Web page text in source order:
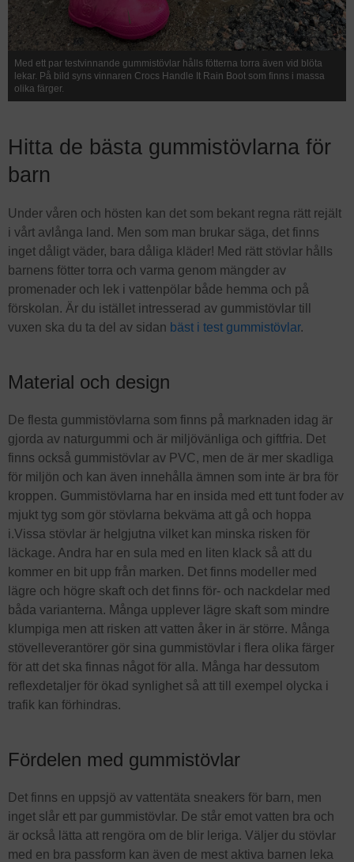
Med ett par testvinnande gummistövlar hålls fötterna torra även vid blöta
lekar. På bild syns vinnaren Crocs Handle It Rain Boot som finns i massa
olika färger.
Hitta de bästa gummistövlarna för
barn
Under våren och hösten kan det som bekant regna rätt rejält
i vårt avlånga land. Men som man brukar säga, det finns
inget dåligt väder, bara dåliga kläder! Med rätt stövlar hålls
barnens fötter torra och varma genom mängder av
promenader och lek i vattenpölar både hemma och på
förskolan. Är du istället intresserad av gummistövlar till
vuxen ska du ta del av sidan bäst i test gummistövlar.
Material och design
De flesta gummistövlarna som finns på marknaden idag är
gjorda av naturgummi och är miljövänliga och giftfria. Det
finns också gummistövlar av PVC, men de är mer skadliga
för miljön och kan även innehålla ämnen som inte är bra för
kroppen. Gummistövlarna har en insida med ett tunt foder av
mjukt tyg som gör stövlarna bekväma att gå och hoppa
i.Vissa stövlar är helgjutna vilket kan minska risken för
läckage. Andra har en sula med en liten klack så att du
kommer en bit upp från marken. Det finns modeller med
lägre och högre skaft och det finns för- och nackdelar med
båda varianterna. Många upplever lägre skaft som mindre
klumpiga men att risken att vatten åker in är större. Många
stövelleverantörer gör sina gummistövlar i flera olika färger
för att det ska finnas något för alla. Många har dessutom
reflexdetaljer för ökad synlighet så att till exempel olycka i
trafik kan förhindras.
Fördelen med gummistövlar
Det finns en uppsjö av vattentäta sneakers för barn, men
inget slår ett par gummistövlar. De står emot vatten bra och
är också lätta att rengöra om de blir leriga. Väljer du stövlar
med en bra passform kan även de mest aktiva barnen leka